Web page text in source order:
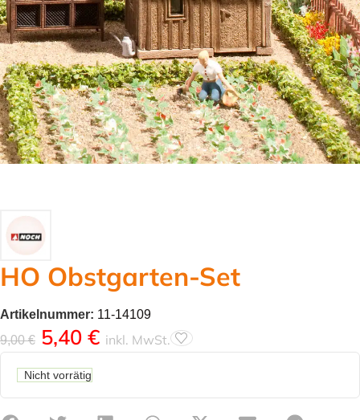
HO Obstgarten-Set
Artikelnummer: 11-14109
9,00€ 5,40 € inkl. MwSt.
Nicht vorrätig